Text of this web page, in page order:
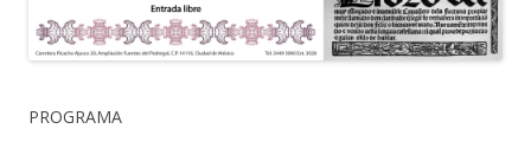
PROGRAMA